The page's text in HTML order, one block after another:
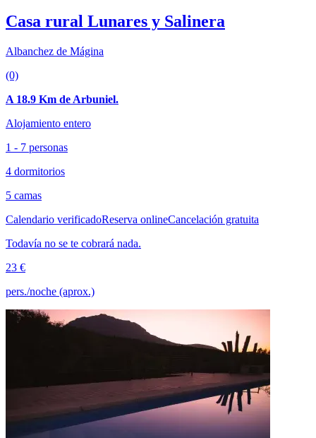
Casa rural Lunares y Salinera
Albanchez de Mágina
(0)
A 18.9 Km de Arbuniel.
Alojamiento entero
1 - 7 personas
4 dormitorios
5 camas
Calendario verificadoReserva onlineCancelación gratuita
Todavía no se te cobrará nada.
23 €
pers./noche (aprox.)